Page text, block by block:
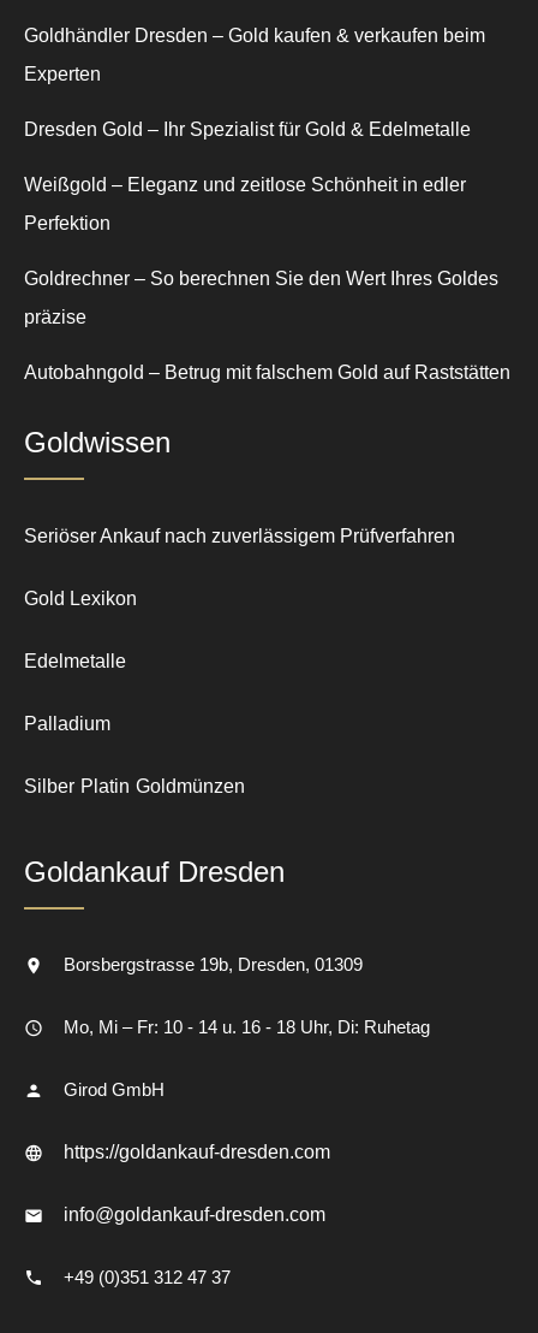
Goldhändler Dresden – Gold kaufen & verkaufen beim
Experten
Dresden Gold – Ihr Spezialist für Gold & Edelmetalle
Weißgold – Eleganz und zeitlose Schönheit in edler
Perfektion
Goldrechner – So berechnen Sie den Wert Ihres Goldes
präzise
Autobahngold – Betrug mit falschem Gold auf Raststätten
Goldwissen
Seriöser Ankauf nach zuverlässigem Prüfverfahren
Gold Lexikon
Edelmetalle
Palladium
Silber Platin Goldmünzen
Goldankauf Dresden
Borsbergstrasse 19b Dresden 01309
Mo, Mi – Fr: 10 - 14 u. 16 - 18 Uhr, Di: Ruhetag
Girod GmbH
https://goldankauf-dresden.com
info@goldankauf-dresden.com
+49 (0)351 312 47 37